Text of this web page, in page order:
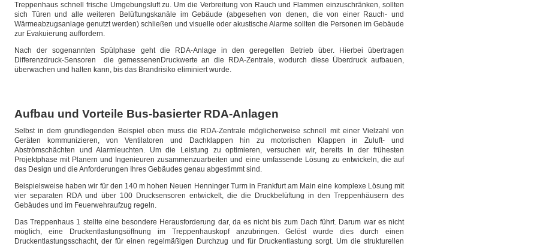
Treppenhaus schnell frische Umgebungsluft zu. Um die Verbreitung von Rauch und Flammen einzuschränken, sollten
sich Türen und alle weiteren Belüftungskanäle im Gebäude (abgesehen von denen, die von einer Rauch- und
Wärmeabzugsanlage genutzt werden) schließen und visuelle oder akustische Alarme sollten die Personen im Gebäude
zur Evakuierung auffordern.
Nach der sogenannten Spülphase geht die RDA-Anlage in den geregelten Betrieb über. Hierbei übertragen
Differenzdruck-Sensoren die gemessenenDruckwerte an die RDA-Zentrale, wodurch diese Überdruck aufbauen,
überwachen und halten kann, bis das Brandrisiko eliminiert wurde.
Aufbau und Vorteile Bus-basierter RDA-Anlagen
Selbst in dem grundlegenden Beispiel oben muss die RDA-Zentrale möglicherweise schnell mit einer Vielzahl von
Geräten kommunizieren, von Ventilatoren und Dachklappen hin zu motorischen Klappen in Zuluft- und
Abströmschächten und Alarmleuchten. Um die Leistung zu optimieren, versuchen wir, bereits in der frühesten
Projektphase mit Planern und Ingenieuren zusammenzuarbeiten und eine umfassende Lösung zu entwickeln, die auf
das Design und die Anforderungen Ihres Gebäudes genau abgestimmt sind.
Beispielsweise haben wir für den 140 m hohen Neuen Henninger Turm in Frankfurt am Main eine komplexe Lösung mit
vier separaten RDA und über 100 Drucksensoren entwickelt, die die Druckbelüftung in den Treppenhäusern des
Gebäudes und im Feuerwehraufzug regeln.
Das Treppenhaus 1 stellte eine besondere Herausforderung dar, da es nicht bis zum Dach führt. Darum war es nicht
möglich, eine Druckentlastungsöffnung im Treppenhauskopf anzubringen. Gelöst wurde dies durch einen
Druckentlastungsschacht, der für einen regelmäßigen Durchzug und für Druckentlastung sorgt. Um die strukturellen